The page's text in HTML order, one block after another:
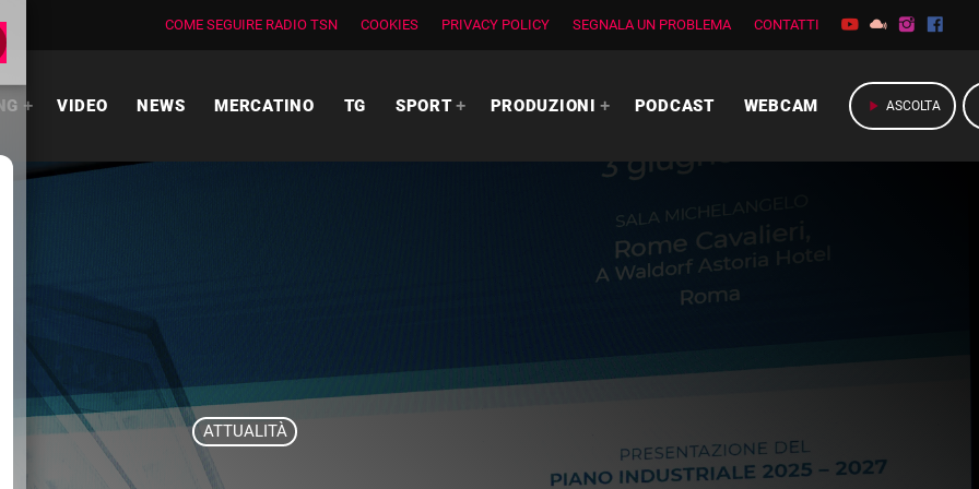
COME SEGUIRE RADIO TSN COOKIES PRIVACY POLICY SEGNALA UN PROBLEMA CONTATTI
VIDEO NEWS MERCATINO TG SPORT PRODUZIONI PODCAST WEBCAM play_arrow ASCOLTA
ATTUALITÀ